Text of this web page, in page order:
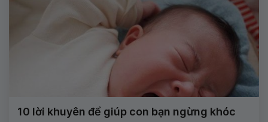
10 lời khuyên để giúp con bạn ngừng khóc